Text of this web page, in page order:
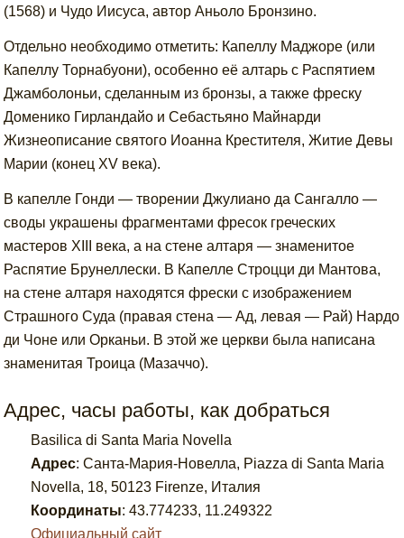
(1568) и Чудо Иисуса, автор Аньоло Бронзино.
Отдельно необходимо отметить: Капеллу Маджоре (или
Капеллу Торнабуони), особенно её алтарь с Распятием
Джамболоньи, сделанным из бронзы, а также фреску
Доменико Гирландайо и Себастьяно Майнарди
Жизнеописание святого Иоанна Крестителя, Житие Девы
Марии (конец XV века).
В капелле Гонди — творении Джулиано да Сангалло —
своды украшены фрагментами фресок греческих
мастеров XIII века, а на стене алтаря — знаменитое
Распятие Брунеллески. В Капелле Строцци ди Мантова,
на стене алтаря находятся фрески с изображением
Страшного Суда (правая стена — Ад, левая — Рай) Нардо
ди Чоне или Орканьи. В этой же церкви была написана
знаменитая Троица (Мазаччо).
Адрес, часы работы, как добраться
Basilica di Santa Maria Novella
Адрес:Санта-Мария-Новелла, Piazza di Santa Maria
Novella, 18, 50123 Firenze, Италия
Координаты: 43.774233, 11.249322
Официальный сайт